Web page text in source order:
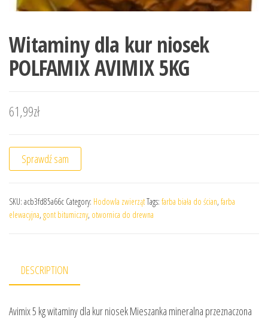
Witaminy dla kur niosek
POLFAMIX AVIMIX 5KG
61,99zł
Sprawdź sam
SKU: acb3fd85a66c Category: Hodowla zwierzątTags: farba biała do ścian, farba
elewacyjna, gont bitumiczny, otwornica do drewna
DESCRIPTION
Avimix 5 kg witaminy dla kur niosek Mieszanka mineralna przeznaczona